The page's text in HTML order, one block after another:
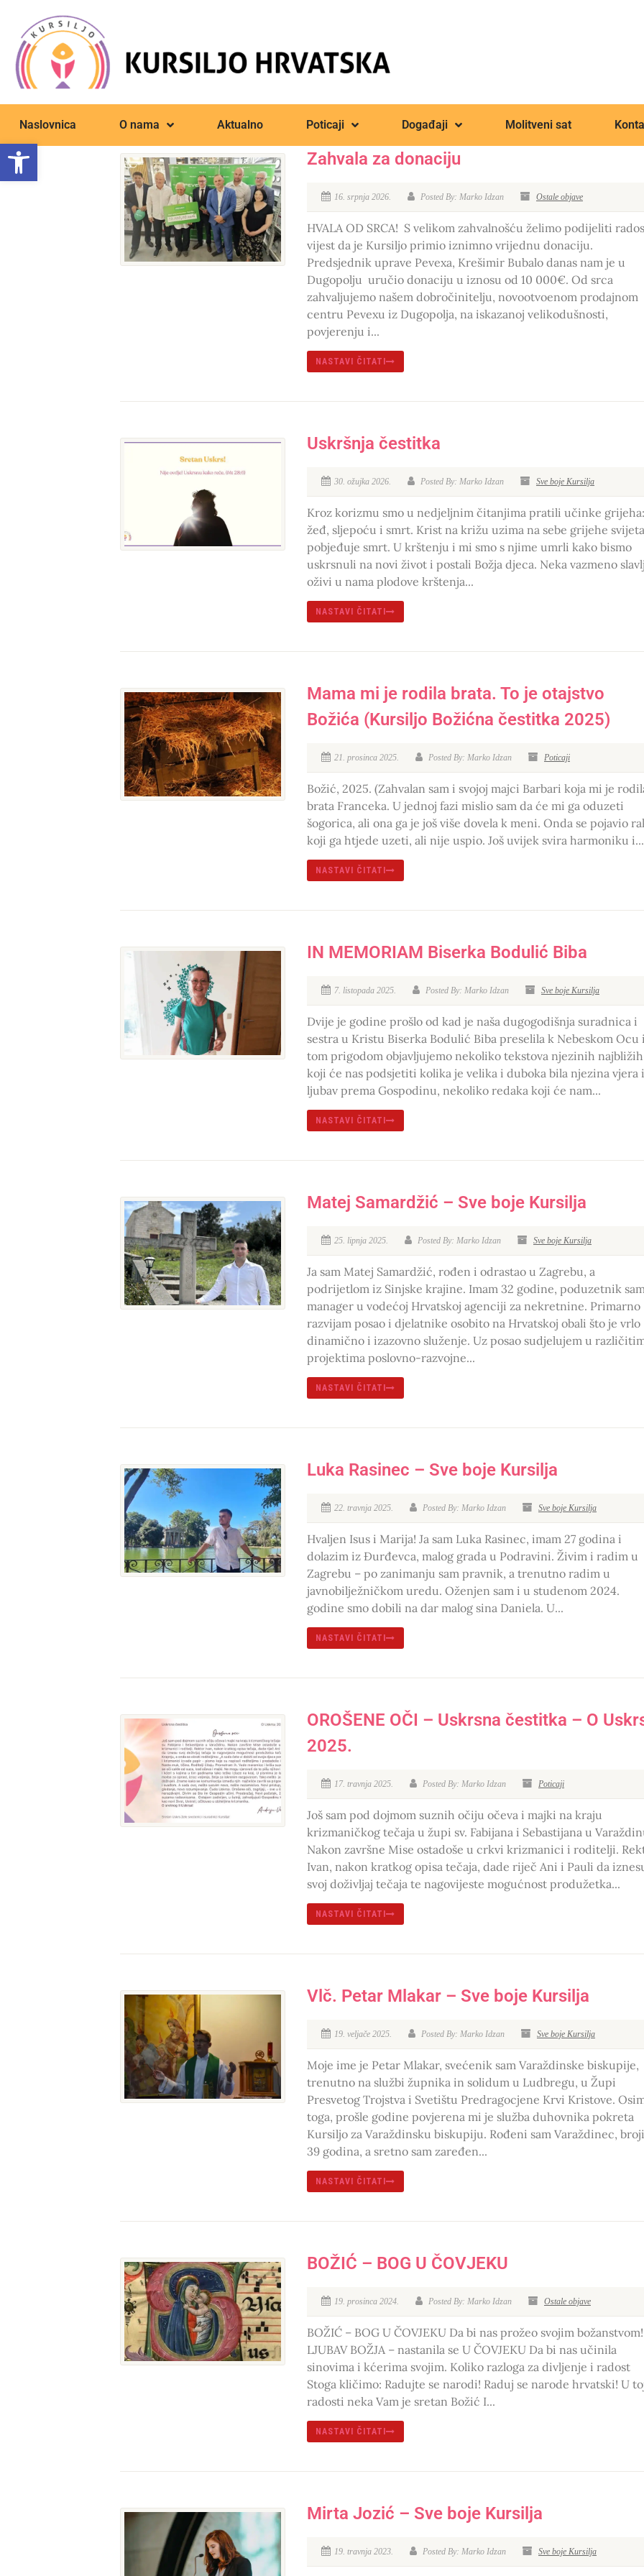
Open toolbar
Naslovnica O nama Aktualno Poticaji Događaji Molitveni sat
Zahvala za donaciju
16. srpnja 2026. Posted By: Marko Idzan Ostale objave
HVALA OD SRCA! S velikom zahvalnošću želimo podijeliti
vijest da je Kursiljo primio iznimno vrijednu donaciju.
Predsjednik uprave Pevexa, Krešimir Bubalo danas nam je u
Dugopolju uručio donaciju u iznosu od 10 000€. Od srca
zahvaljujemo našem dobročinitelju, novootvoenom prodajnom
centru Pevexu iz Dugopolja, na iskazanoj velikodušnosti,
povjerenju i...
NASTAVI ČITATI
Uskršnja čestitka
30. ožujka 2026. Posted By: Marko Idzan Sve boje Kursilja
Kroz korizmu smo u nedjeljnim čitanjima pratili učinke grijeha:
žeđ, sljepoću i smrt. Krist na križu uzima na sebe grijehe
pobjeđuje smrt. U krštenju i mi smo s njime umrli kako bismo
uskrsnuli na novi život i postali Božja djeca. Neka vazmeno
oživi u nama plodove krštenja...
NASTAVI ČITATI
Mama mi je rodila brata. To je otajstvo
Božića (Kursiljo Božićna čestitka 2025)
21. prosinca 2025. Posted By: Marko Idzan Poticaji
Božić, 2025. (Zahvalan sam i svojoj majci Barbari koja mi je
brata Franceka. U jednoj fazi mislio sam da će mi ga oduzeti
šogorica, ali ona ga je još više dovela k meni. Onda se pojavio
koji ga htjede uzeti, ali nije uspio. Još uvijek svira harmoniku i...
NASTAVI ČITATI
IN MEMORIAM Biserka Bodulić Biba
7. listopada 2025. Posted By: Marko Idzan Sve boje Kursilja
Dvije je godine prošlo od kad je naša dugogodišnja suradnica i
sestra u Kristu Biserka Bodulić Biba preselila k Nebeskom Ocu
tom prigodom objavljujemo nekoliko tekstova njezinih najbližih
koji će nas podsjetiti kolika je velika i duboka bila njezina vjera i
ljubav prema Gospodinu, nekoliko redaka koji će nam...
NASTAVI ČITATI
Matej Samardžić – Sve boje Kursilja
25. lipnja 2025. Posted By: Marko Idzan Sve boje Kursilja
Ja sam Matej Samardžić, rođen i odrastao u Zagrebu, a
podrijetlom iz Sinjske krajine. Imam 32 godine, poduzetnik
manager u vodećoj Hrvatskoj agenciji za nekretnine. Primarno
razvijam posao i djelatnike osobito na Hrvatskoj obali što je vrlo
dinamično i izazovno služenje. Uz posao sudjelujem u
projektima poslovno-razvojne...
NASTAVI ČITATI
Luka Rasinec – Sve boje Kursilja
22. travnja 2025. Posted By: Marko Idzan Sve boje Kursilja
Hvaljen Isus i Marija! Ja sam Luka Rasinec, imam 27 godina i
dolazim iz Đurđevca, malog grada u Podravini. Živim i radim u
Zagrebu – po zanimanju sam pravnik, a trenutno radim u
javnobilježničkom uredu. Oženjen sam i u studenom 2024.
godine smo dobili na dar malog sina Daniela. U...
NASTAVI ČITATI
OROŠENE OČI – Uskrsna čestitka – O
2025.
17. travnja 2025. Posted By: Marko Idzan Poticaji
Još sam pod dojmom suznih očiju očeva i majki na kraju
krizmaničkog tečaja u župi sv. Fabijana i Sebastijana u
Nakon završne Mise ostadoše u crkvi krizmanici i roditelji.
Ivan, nakon kratkog opisa tečaja, dade riječ Ani i Pauli da
svoj doživljaj tečaja te nagovijeste mogućnost produžetka...
NASTAVI ČITATI
Vlč. Petar Mlakar – Sve boje Kursilja
19. veljače 2025. Posted By: Marko Idzan Sve boje Kursilja
Moje ime je Petar Mlakar, svećenik sam Varaždinske biskupije,
trenutno na službi župnika in solidum u Ludbregu, u Župi
Presvetog Trojstva i Svetištu Predragocjene Krvi Kristove.
toga, prošle godine povjerena mi je služba duhovnika pokreta
Kursiljo za Varaždinsku biskupiju. Rođeni sam Varaždinec,
39 godina, a sretno sam zaređen...
NASTAVI ČITATI
BOŽIĆ – BOG U ČOVJEKU
19. prosinca 2024. Posted By: Marko Idzan Ostale objave
BOŽIĆ – BOG U ČOVJEKU Da bi nas prožeo svojim božanstvom!
LJUBAV BOŽJA – nastanila se U ČOVJEKU Da bi nas učinila
sinovima i kćerima svojim. Koliko razloga za divljenje i radost
Stoga kličimo: Radujte se narodi! Raduj se narode hrvatski! U
radosti neka Vam je sretan Božić I...
NASTAVI ČITATI
Mirta Jozić – Sve boje Kursilja
19. travnja 2023. Posted By: Marko Idzan Sve boje Kursilja